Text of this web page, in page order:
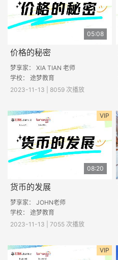
05:08
价格的秘密
梦享家： XIA TIAN 老师
学校： 途梦教育
2023-11-13 | 8059 次播放
VIP
08:20
货币的发展
梦享家： JOHN老师
学校： 途梦教育
2023-11-13 | 7055 次播放
VIP